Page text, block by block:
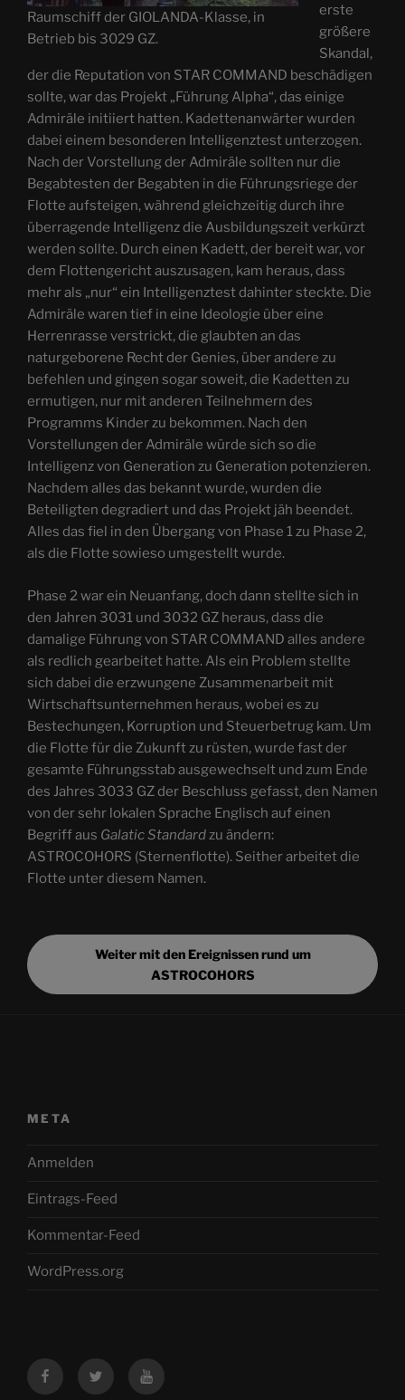
Raumschiff der GIOLANDA-Klasse, in
Betrieb bis 3029 GZ.
erste
größere
Skandal,
der die Reputation von STAR COMMAND beschädigen
sollte, war das Projekt „Führung Alpha“, das einige
Admiräle initiiert hatten. Kadettenanwärter wurden
dabei einem besonderen Intelligenztest unterzogen.
Nach der Vorstellung der Admiräle sollten nur die
Begabtesten der Begabten in die Führungsriege der
Flotte aufsteigen, während gleichzeitig durch ihre
überragende Intelligenz die Ausbildungszeit verkürzt
werden sollte. Durch einen Kadett, der bereit war, vor
dem Flottengericht auszusagen, kam heraus, dass
mehr als „nur“ ein Intelligenztest dahinter steckte. Die
Admiräle waren tief in eine Ideologie über eine
Herrenrasse verstrickt, die glaubten an das
naturgeborene Recht der Genies, über andere zu
befehlen und gingen sogar soweit, die Kadetten zu
ermutigen, nur mit anderen Teilnehmern des
Programms Kinder zu bekommen. Nach den
Vorstellungen der Admiräle würde sich so die
Intelligenz von Generation zu Generation potenzieren.
Nachdem alles das bekannt wurde, wurden die
Beteiligten degradiert und das Projekt jäh beendet.
Alles das fiel in den Übergang von Phase 1 zu Phase 2,
als die Flotte sowieso umgestellt wurde.
Phase 2 war ein Neuanfang, doch dann stellte sich in
den Jahren 3031 und 3032 GZ heraus, dass die
damalige Führung von STAR COMMAND alles andere
als redlich gearbeitet hatte. Als ein Problem stellte
sich dabei die erzwungene Zusammenarbeit mit
Wirtschaftsunternehmen heraus, wobei es zu
Bestechungen, Korruption und Steuerbetrug kam. Um
die Flotte für die Zukunft zu rüsten, wurde fast der
gesamte Führungsstab ausgewechselt und zum Ende
des Jahres 3033 GZ der Beschluss gefasst, den Namen
von der sehr lokalen Sprache Englisch auf einen
Begriff aus Galatic Standard zu ändern:
ASTROCOHORS (Sternenflotte). Seither arbeitet die
Flotte unter diesem Namen.
Weiter mit den Ereignissen rund um
ASTROCOHORS
META
Anmelden
Eintrags-Feed
Kommentar-Feed
WordPress.org
FacebookTwitter YouTube